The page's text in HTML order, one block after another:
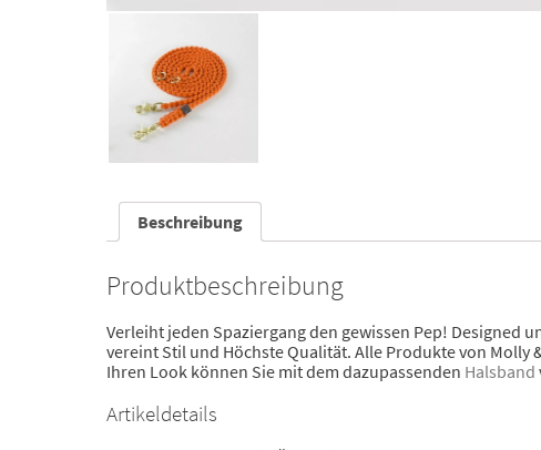
Beschreibung
Produktbeschreibung
Verleiht jeden Spaziergang den gewissen Pep!
vereint Stil und Höchste Qualität. Alle Produkte von
Ihren Look können Sie mit dem dazupassenden Halsband
Artikeldetails